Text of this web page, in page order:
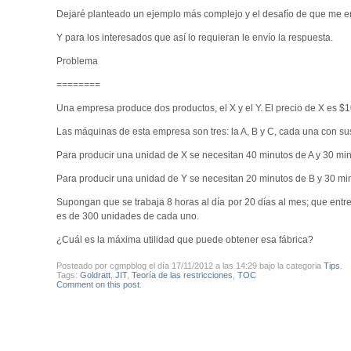
Dejaré planteado un ejemplo más complejo y el desafío de que me
Y para los interesados que así lo requieran le envío la respuesta.
Problema
========
Una empresa produce dos productos, el X y el Y. El precio de X es
Las máquinas de esta empresa son tres: la A, B y C, cada una con
Para producir una unidad de X se necesitan 40 minutos de A y 30
Para producir una unidad de Y se necesitan 20 minutos de B y 30
Supongan que se trabaja 8 horas al día por 20 días al mes; que
es de 300 unidades de cada uno.
¿Cuál es la máxima utilidad que puede obtener esa fábrica?
Posteado por cgmpblog el día 17/11/2012 a las 14:29 bajo la categoria Tips
Tags: Goldratt, JIT, Teoría de las restricciones TOC
Comment on this post.